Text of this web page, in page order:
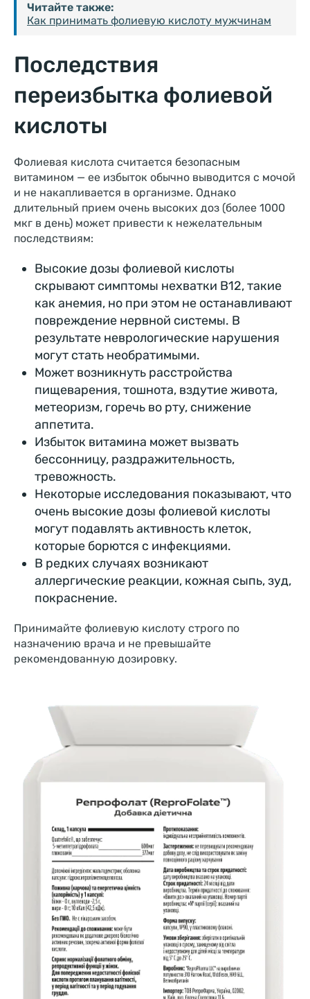
Читайте также:
Как принимать фолиевую кислоту мужчинам
Последствия
переизбытка фолиевой
кислоты
Фолиевая кислота считается безопасным
витамином — ее избыток обычно выводится с мочой
и не накапливается в организме. Однако
длительный прием очень высоких доз (более 1000
мкг в день) может привести к нежелательным
последствиям:
Высокие дозы фолиевой кислоты
скрывают симптомы нехватки B12, такие
как анемия, но при этом не останавливают
повреждение нервной системы. В
результате неврологические нарушения
могут стать необратимыми.
Может возникнуть расстройства
пищеварения, тошнота, вздутие живота,
метеоризм, горечь во рту, снижение
аппетита.
Избыток витамина может вызвать
бессонницу, раздражительность,
тревожность.
Некоторые исследования показывают, что
очень высокие дозы фолиевой кислоты
могут подавлять активность клеток,
которые борются с инфекциями.
В редких случаях возникают
аллергические реакции, кожная сыпь, зуд,
покраснение.
Принимайте фолиевую кислоту строго по
назначению врача и не превышайте
рекомендованную дозировку.